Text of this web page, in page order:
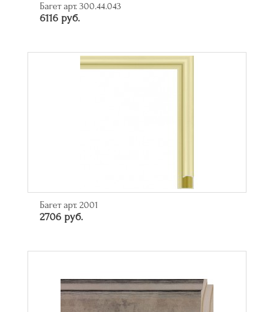
Багет арт. 300.44.043
6116 руб.
Багет арт. 2001
2706 руб.